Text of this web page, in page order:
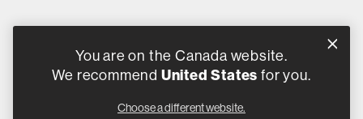
You are on the Canada website.
We recommend United States for you.
Choose a different website.